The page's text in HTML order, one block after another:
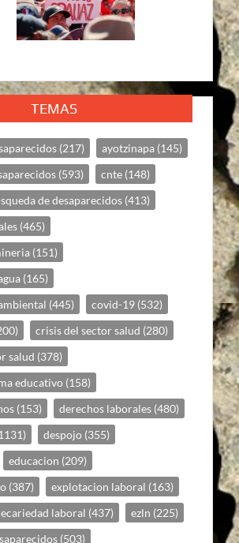
TEMAS
(217) ayotzinapa (145)
(593) cnte (148)
de desaparecidos (413)
(465)
(151)
(165)
(445) covid-19 (532)
crisis del sector salud (280)
salud (378)
educativo (158)
(153) derechos laborales (480)
despojo (355)
educacion (209)
(387) explotacion laboral (163)
laboral (437) ezln (225)
(503)